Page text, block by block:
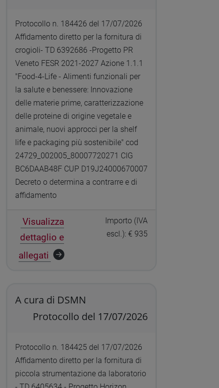
Protocollo n. 184426 del 17/07/2026
Affidamento diretto per la fornitura di
crogioli- TD 6392686 -Progetto PR
Veneto FESR 2021-2027 Azione 1.1.1
"Food-4-Life - Alimenti funzionali per
la salute e benessere: Innovazione
delle materie prime, caratterizzazione
delle proteine di origine vegetale e
animale, nuovi approcci per la shelf
life e packaging più sostenibile" cod
24729_002005_80007720271 CIG
BC6DAAB48F CUP D19J24000670007
Decreto o determina a contrarre e di
affidamento
Visualizza
dettaglio e
allegati
Importo (IVA
escl.): € 935
A cura di DSMN
Protocollo del 17/07/2026
Protocollo n. 184425 del 17/07/2026
Affidamento diretto per la fornitura di
piccola strumentazione da laboratorio